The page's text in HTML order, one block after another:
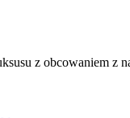
z obcowaniem